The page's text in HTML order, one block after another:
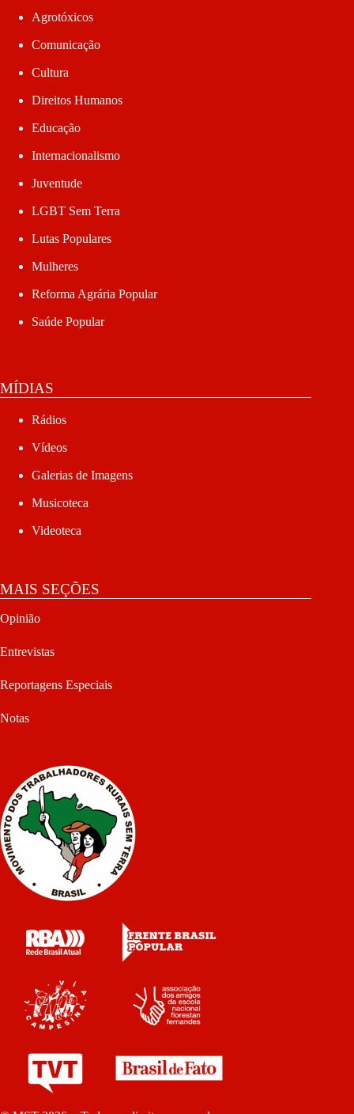
Agrotóxicos
Comunicação
Cultura
Direitos Humanos
Educação
Internacionalismo
Juventude
LGBT Sem Terra
Lutas Populares
Mulheres
Reforma Agrária Popular
Saúde Popular
MÍDIAS
Rádios
Vídeos
Galerias de Imagens
Musicoteca
Videoteca
MAIS SEÇÕES
Opinião
Entrevistas
Reportagens Especiais
Notas